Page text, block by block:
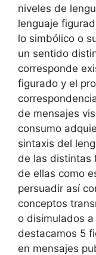
niveles de
lenguaje
lo simbólico o
un sentido
corresponde
figurado y el
de mensajes
consumo
sintaxis del
de las distintas
de ellas como
persuadir así
conceptos
o disimulados
destacamos 5
en mensajes